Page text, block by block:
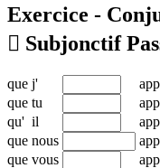
Exercice -
 Subjonctif
que j'
que tu
qu' il
que nous
que vous